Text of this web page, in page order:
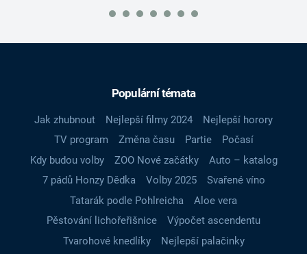
Populární témata
Jak zhubnout Nejlepší filmy 2024
Nejlepší horory
TV program
Změna času Partie
Počasí
Kdy budou volby
ZOO Nové začátky
Auto – katalog
7 pádů Honzy Dědka
Volby 2025
Svařené víno
Tatarák podle Pohlreicha
Aloe vera
Pěstování lichořeřišnice
Výpočet ascendentu
Tvarohové knedlíky
Nejlepší palačinky